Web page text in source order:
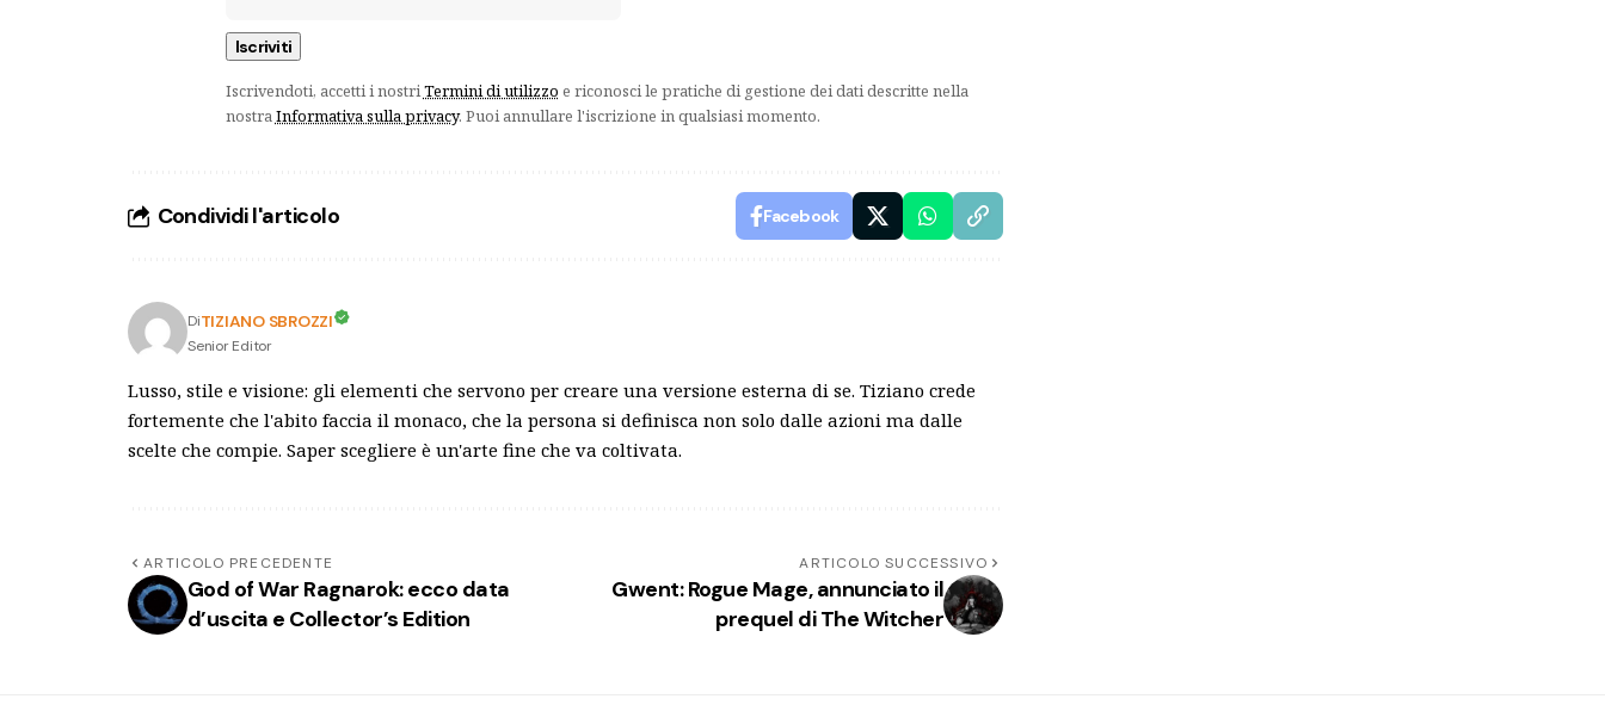
Iscrivendoti, accetti i nostriTermini di utilizzo e riconosci le pratiche di gestione dei dati descritte nella
nostraInformativa sulla privacy. Puoi annullare l'iscrizione in qualsiasi momento.
Condividi l'articolo Facebook
DiTIZIANO SBROZZI
Senior Editor
Lusso, stile e visione: gli elementi che servono per creare una versione esterna di se. Tiziano crede
fortemente che l'abito faccia il monaco, che la persona si definisca non solo dalle azioni ma dalle
scelte che compie. Saper scegliere è un'arte fine che va coltivata.
ARTICOLO PRECEDENTE
God of War Ragnarok: ecco data
d’uscita e Collector’s Edition
ARTICOLO SUCCESSIVO
Gwent: Rogue Mage, annunciato il
prequel di The Witcher